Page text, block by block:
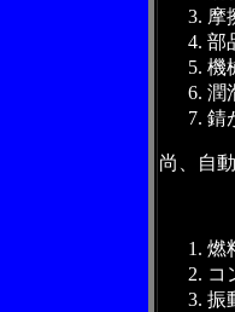
摩
部
機
潤
錆
尚、自
燃
コ
振